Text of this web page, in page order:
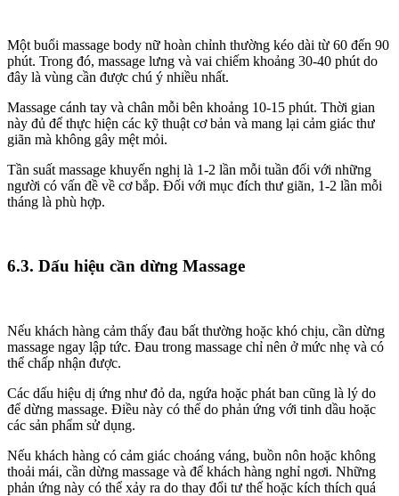
Một buổi massage body nữ hoàn chỉnh thường kéo dài từ 60 đến 90
phút. Trong đó, massage lưng và vai chiếm khoảng 30-40 phút do
đây là vùng cần được chú ý nhiều nhất.
Massage cánh tay và chân mỗi bên khoảng 10-15 phút. Thời gian
này đủ để thực hiện các kỹ thuật cơ bản và mang lại cảm giác thư
giãn mà không gây mệt mỏi.
Tần suất massage khuyến nghị là 1-2 lần mỗi tuần đối với những
người có vấn đề về cơ bắp. Đối với mục đích thư giãn, 1-2 lần mỗi
tháng là phù hợp.
6.3. Dấu hiệu cần dừng Massage
Nếu khách hàng cảm thấy đau bất thường hoặc khó chịu, cần dừng
massage ngay lập tức. Đau trong massage chỉ nên ở mức nhẹ và có
thể chấp nhận được.
Các dấu hiệu dị ứng như đỏ da, ngứa hoặc phát ban cũng là lý do
để dừng massage. Điều này có thể do phản ứng với tinh dầu hoặc
các sản phẩm sử dụng.
Nếu khách hàng có cảm giác choáng váng, buồn nôn hoặc không
thoải mái, cần dừng massage và để khách hàng nghỉ ngơi. Những
phản ứng này có thể xảy ra do thay đổi tư thế hoặc kích thích quá